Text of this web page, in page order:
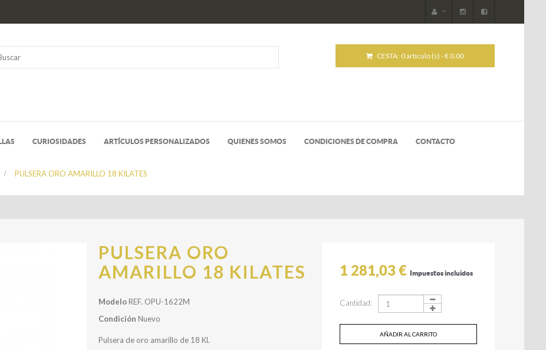
CESTA: 0 artículo (s) - € 0.00
CURIOSIDADES ARTÍCULOS PERSONALIZADOS QUIENES SOMOS CONDICIONES DE COMPRA CONTACTO
> PULSERA ORO AMARILLO 18 KILATES
PULSERA ORO
AMARILLO 18 KILATES
Modelo REF. OPU-1622M
Condición Nuevo
Pulsera de oro amarillo de 18 Kl.
1 281,03 € Impuestos incluidos
Cantidad:
AÑADIR AL CARRITO